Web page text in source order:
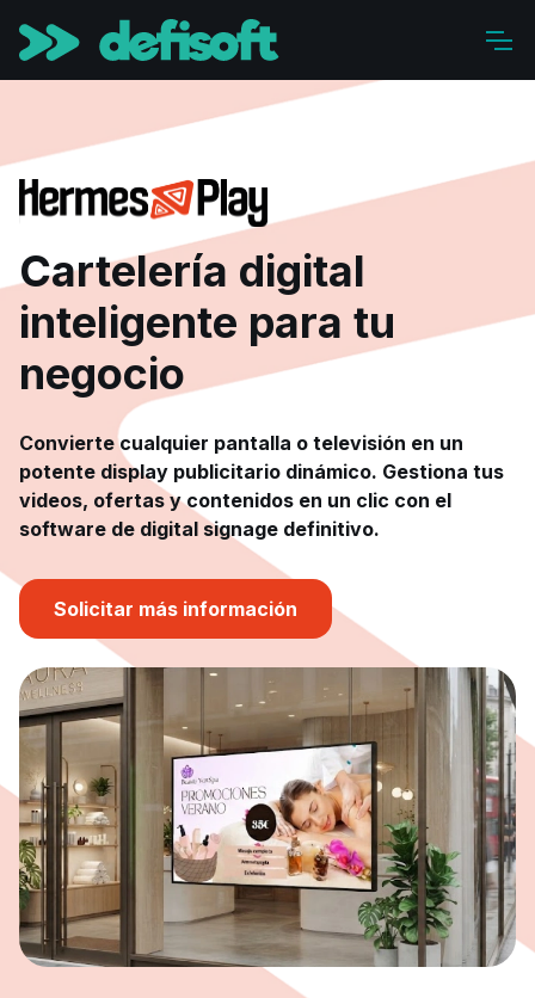
Cartelería digital
inteligente para tu
negocio
Convierte cualquier pantalla o televisión en un
potente display publicitario dinámico. Gestiona tus
videos, ofertas y contenidos en un clic con el
software de digital signage definitivo.
Solicitar más información